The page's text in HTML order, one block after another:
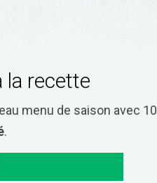
la recette
menu de saison avec 10
.